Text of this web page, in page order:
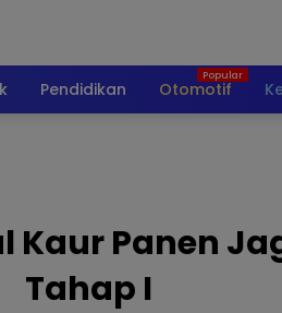
Pendidikan Otomotif
Kaur Panen
Tahap I